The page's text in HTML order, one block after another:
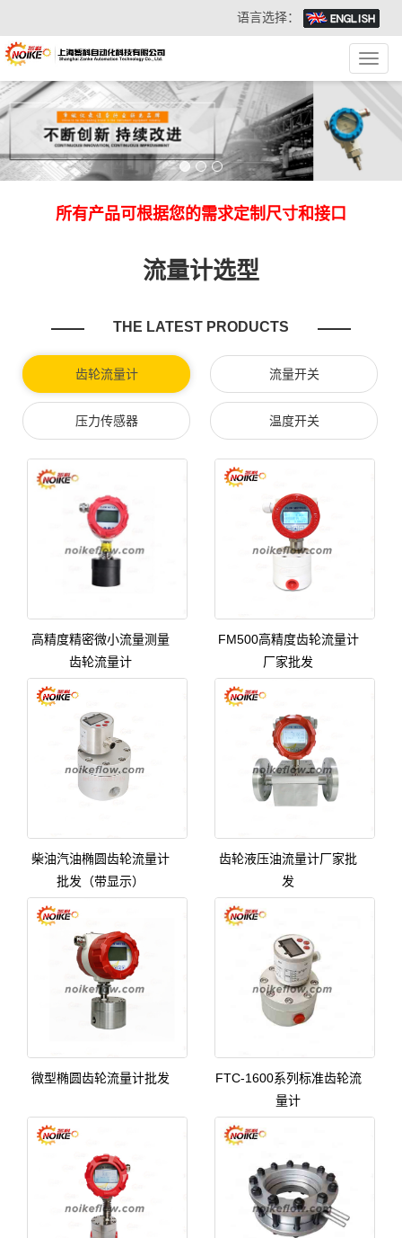
语言选择：
所有产品可根据您的需求定制尺寸和接口
流量计选型
THE LATEST PRODUCTS
齿轮流量计 流量开关
压力传感器 温度开关
高精度精密微小流量测量
齿轮流量计
FM500高精度齿轮流量计
厂家批发
柴油汽油椭圆齿轮流量计
批发（带显示）
齿轮液压油流量计厂家批
发
微型椭圆齿轮流量计批发
FTC-1600系列标准齿轮流
量计